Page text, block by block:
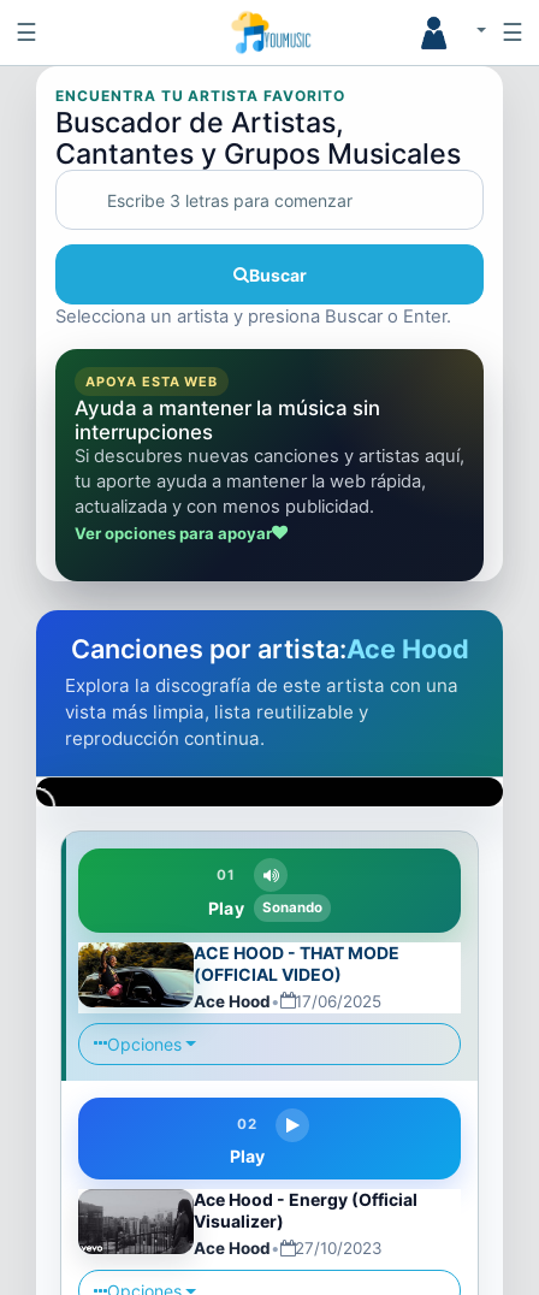
☰ ☰
ENCUENTRA TU ARTISTA FAVORITO
Buscador de Artistas,
Cantantes y Grupos Musicales
Buscar
Selecciona un artista y presiona Buscar o Enter.
APOYA ESTA WEB
Ayuda a mantener la música sin
interrupciones
Si descubres nuevas canciones y artistas aquí,
tu aporte ayuda a mantener la web rápida,
actualizada y con menos publicidad.
Ver opciones para apoyar
Canciones por artista:Ace Hood
Explora la discografía de este artista con una
vista más limpia, lista reutilizable y
reproducción continua.
01
Play Sonando
ACE HOOD - THAT MODE
(OFFICIAL VIDEO)
Ace Hood• 17/06/2025
Opciones
02
Play
Ace Hood - Energy (Official
Visualizer)
Ace Hood• 27/10/2023